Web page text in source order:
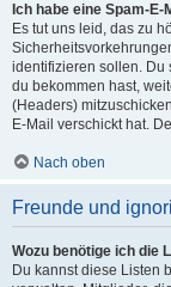
Ich habe eine Spam-
Es tut uns leid, das zu
identifizieren sollen. Du
du bekommen hast,
(Headers)
E-Mail verschickt hat.
Nach oben
Freunde und
Wozu benötige ich die
Du kannst diese Listen